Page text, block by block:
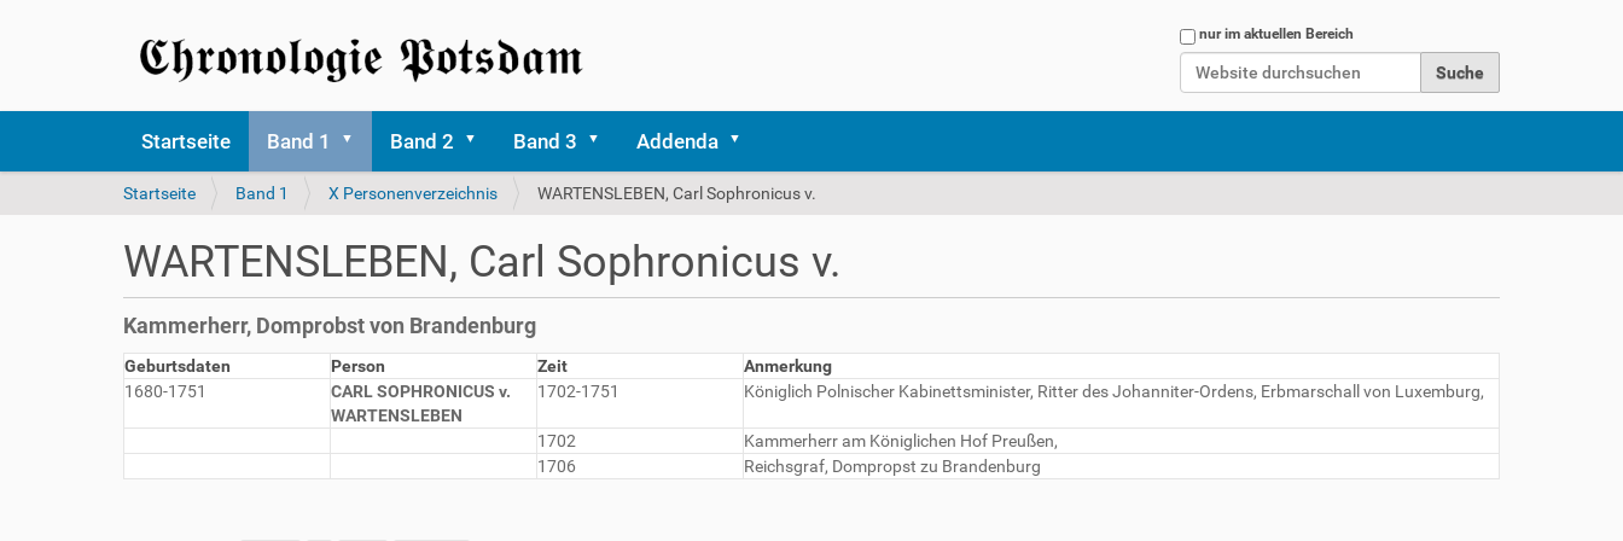
Website durchsuchen
nur im aktuellen Bereich
Startseite Band 1 Band 2 Band 3 Addenda
S
s
d
h
i
r
Startseite Band 1 X Personenverzeichnis WARTENSLEBEN, Carl Sophronicus v.
WARTENSLEBEN, Carl Sophronicus v.
Kammerherr, Domprobst von Brandenburg
Geburtsdaten Person Zeit
Anmerkung
1680-1751
CARL SOPHRONICUS v.
WARTENSLEBEN
1702-1751 Königlich Polnischer Kabinettsminister, Ritter des Johanniter-Ordens, Erbmarschall von Luxemburg,
1702
Kammerherr am Königlichen Hof Preußen,
1706
Reichsgraf, Dompropst zu Brandenburg